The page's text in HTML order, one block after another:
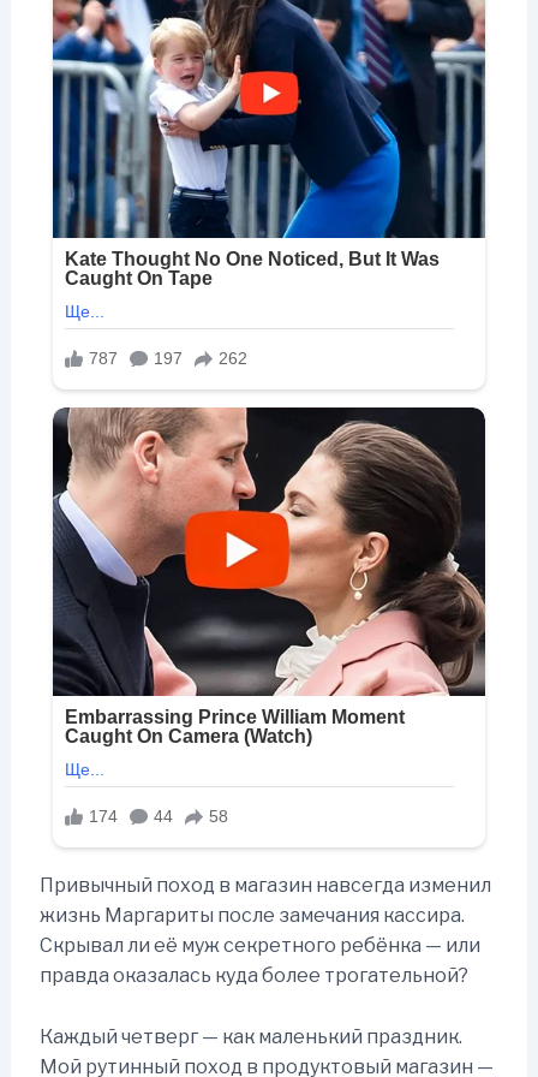
Привычный поход в магазин навсегда изменил
жизнь Маргариты после замечания кассира.
Скрывал ли её муж секретного ребёнка — или
правда оказалась куда более трогательной?
Каждый четверг — как маленький праздник.
Мой рутинный поход в продуктовый магазин —